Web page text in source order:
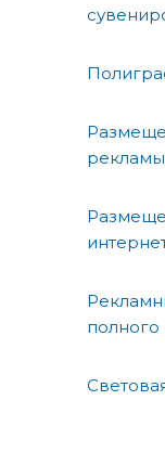
рекламы
полного